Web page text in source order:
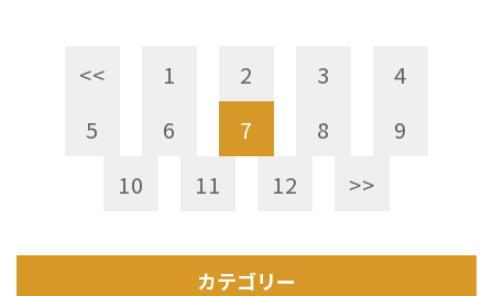
<< 1 2 3
4
5
6 7 8
9
10
11 12 >>
カテゴリー